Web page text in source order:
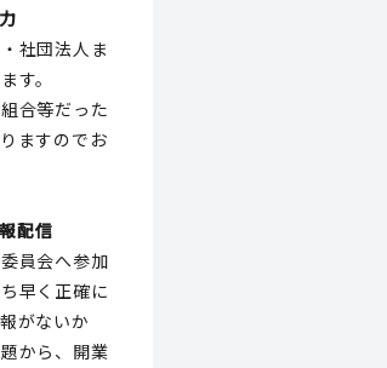
社団法人ま
す。
合等だった
ますのでお
配信
員会へ参加
早く正確に
がないか
から、開業